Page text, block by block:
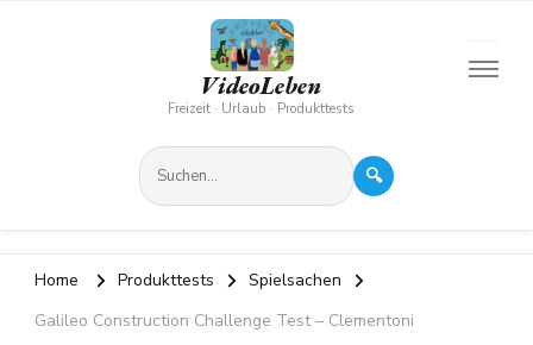
VideoLeben
Freizeit · Urlaub · Produkttests
🔍
Home Produkttests
Spielsachen
Galileo Construction Challenge Test – Clementoni